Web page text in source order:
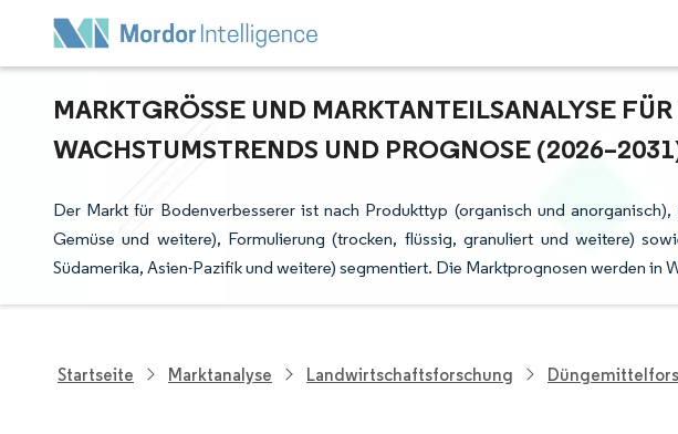
MARKTGRÖSSE UND MARKTANTEILSANALYSE FÜR
ACHSTUMSTRENDS UND PROGNOSE (2026–2031)
Der Markt für Bodenverbesserer ist nach Produkttyp (organisch und
Gemüse und weitere), Formulierung (trocken, flüssig, granuliert und weitere)
Südamerika, Asien-Pazifik und weitere) segmentiert. Die Marktprognosen werden in
Startseite Marktanalyse Landwirtschaftsforschung